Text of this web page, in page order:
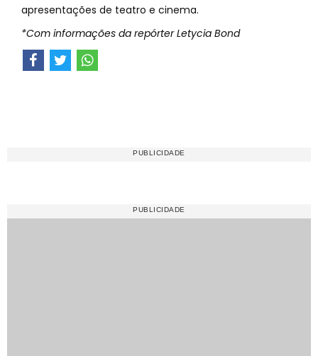
apresentações de teatro e cinema.
*Com informações da repórter Letycia Bond